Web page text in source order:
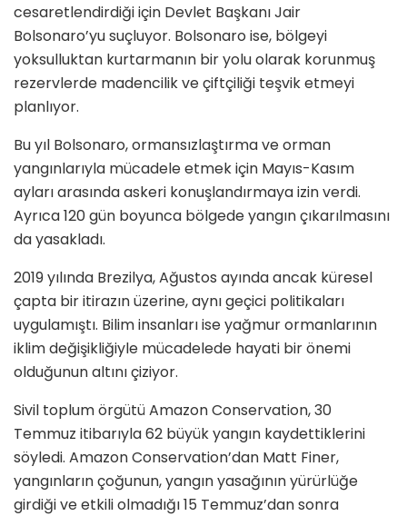
cesaretlendirdiği için Devlet Başkanı Jair
Bolsonaro’yu suçluyor. Bolsonaro ise, bölgeyi
yoksulluktan kurtarmanın bir yolu olarak korunmuş
rezervlerde madencilik ve çiftçiliği teşvik etmeyi
planlıyor.
Bu yıl Bolsonaro, ormansızlaştırma ve orman
yangınlarıyla mücadele etmek için Mayıs-Kasım
ayları arasında askeri konuşlandırmaya izin verdi.
Ayrıca 120 gün boyunca bölgede yangın çıkarılmasını
da yasakladı.
2019 yılında Brezilya, Ağustos ayında ancak küresel
çapta bir itirazın üzerine, aynı geçici politikaları
uygulamıştı. Bilim insanları ise yağmur ormanlarının
iklim değişikliğiyle mücadelede hayati bir önemi
olduğunun altını çiziyor.
Sivil toplum örgütü Amazon Conservation, 30
Temmuz itibarıyla 62 büyük yangın kaydettiklerini
söyledi. Amazon Conservation’dan Matt Finer,
yangınların çoğunun, yangın yasağının yürürlüğe
girdiği ve etkili olmadığı 15 Temmuz’dan sonra